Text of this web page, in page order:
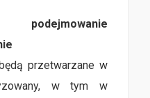
podejmowanie
przetwarzane w
w tym w